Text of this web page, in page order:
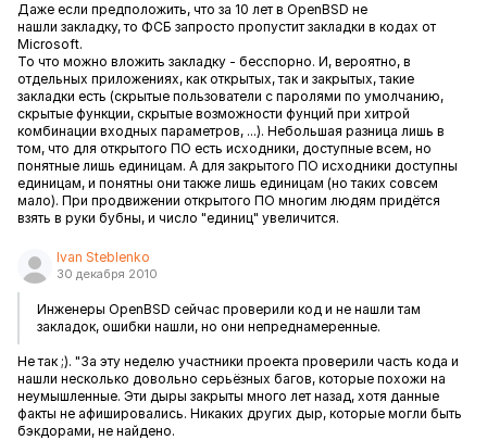
Даже если предположить, что за 10 лет в OpenBSD не
нашли закладку, то ФСБ запросто пропустит закладки в кодах от
Microsoft.
То что можно вложить закладку - бесспорно. И, вероятно, в
отдельных приложениях, как открытых, так и закрытых, такие
закладки есть (скрытые пользователи с паролями по умолчанию,
скрытые функции, скрытые возможности фунций при хитрой
комбинации входных параметров, ...). Небольшая разница лишь в
том, что для открытого ПО есть исходники, доступные всем, но
понятные лишь единицам. А для закрытого ПО исходники доступны
единицам, и понятны они также лишь единицам (но таких совсем
мало). При продвижении открытого ПО многим людям придётся
взять в руки бубны, и число "единиц" увеличится.
Ivan Steblenko
30 декабря 2010
Инженеры OpenBSD сейчас проверили код и не нашли там
закладок, ошибки нашли, но они непреднамеренные.
Не так ;). "За эту неделю участники проекта проверили часть кода и
нашли несколько довольно серьёзных багов, которые похожи на
неумышленные. Эти дыры закрыты много лет назад, хотя данные
факты не афишировались. Никаких других дыр, которые могли быть
бэкдорами, не найдено.